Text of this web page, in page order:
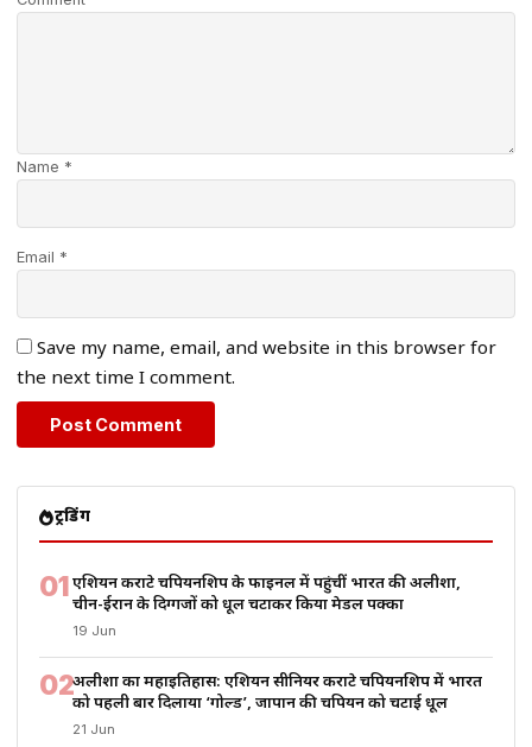
Name *
Email *
Save my name, email, and website in this browser for
the next time I comment.
ट्रेंडिंग
01एशियन कराटे चैंपियनशिप के फाइनल में पहुंचीं भारत की अलीशा,
चीन-ईरान के दिग्गजों को धूल चटाकर किया मेडल पक्का
19 Jun
02अलीशा का महाइतिहास: एशियन सीनियर कराटे चैंपियनशिप में भारत
को पहली बार दिलाया ‘गोल्ड’, जापान की चैंपियन को चटाई धूल
21 Jun